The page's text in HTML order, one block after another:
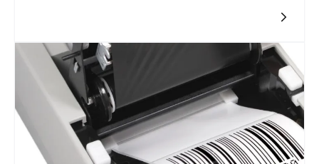
oznaczania towarów i produktów, mogą pełnić kluczową rolę
zaawansowanej technologii, jaką oferują współczesne
drukarki etykiet, można nie tylko skutecznie identyfikować
produkty, ale także wprowadzać elementy zabezpieczające,
które mogą ostrzegać przed próbami fałszerstwa.